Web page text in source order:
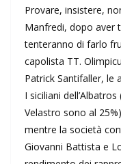
Provare, insistere,
Manfredi, dopo aver
tenteranno di farlo
capolista TT.
Patrick Santifaller, le
I siciliani
Velastro sono al
mentre la società
Giovanni Battista e